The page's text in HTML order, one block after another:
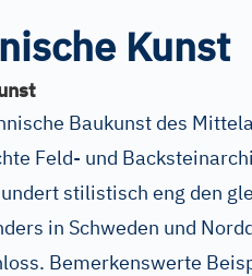
Kunst
Baukunst des
Feld- und
stilistisch eng den
in Schweden und
Bemerkenswerte